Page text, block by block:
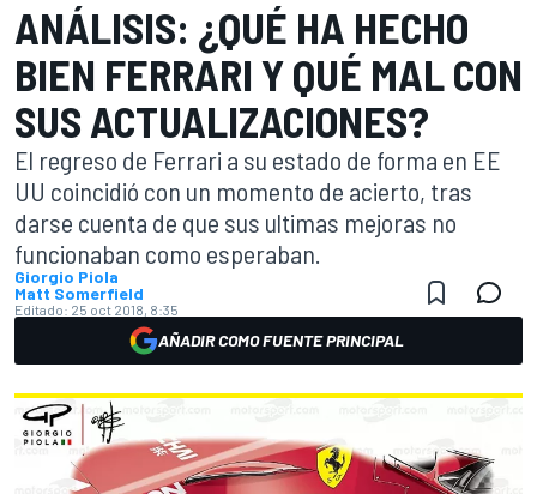
ANÁLISIS: ¿QUÉ HA HECHO
BIEN FERRARI Y QUÉ MAL CON
SUS ACTUALIZACIONES?
El regreso de Ferrari a su estado de forma en EE
UU coincidió con un momento de acierto, tras
darse cuenta de que sus ultimas mejoras no
funcionaban como esperaban.
Giorgio Piola
Matt Somerfield
Editado: 25 oct 2018, 8:35
AÑADIR COMO FUENTE PRINCIPAL